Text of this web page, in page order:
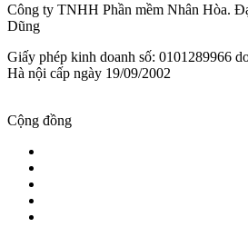
Công ty TNHH Phần mềm Nhân Hòa.
Dũng
Giấy phép kinh doanh số: 0101289966
Hà nội cấp ngày 19/09/2002
Cộng đồng